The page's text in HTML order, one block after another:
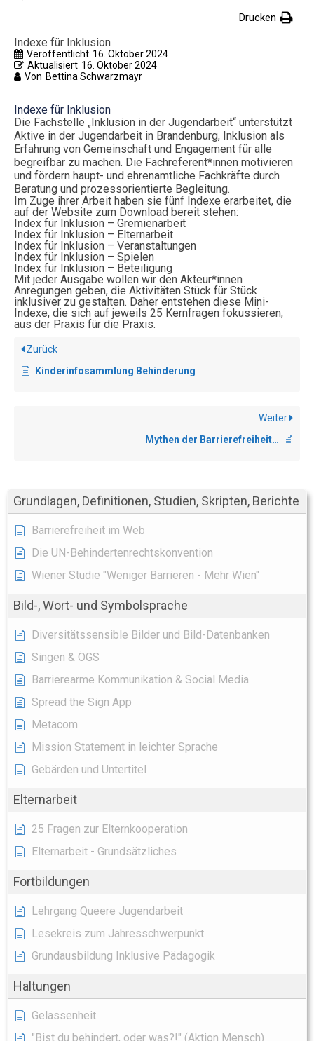
Drucken
Indexe für Inklusion
Veröffentlicht 16. Oktober 2024
Aktualisiert 16. Oktober 2024
Von Bettina Schwarzmayr
Indexe für Inklusion
Die Fachstelle „Inklusion in der Jugendarbeit“ unterstützt
Aktive in der Jugendarbeit in Brandenburg, Inklusion als
Erfahrung von Gemeinschaft und Engagement für alle
begreifbar zu machen. Die Fachreferent*innen motivieren
und fördern haupt- und ehrenamtliche Fachkräfte durch
Beratung und prozessorientierte Begleitung.
Im Zuge ihrer Arbeit haben sie fünf Indexe erarbeitet, die
auf der Website zum Download bereit stehen:
Index für Inklusion – Gremienarbeit
Index für Inklusion – Elternarbeit
Index für Inklusion – Veranstaltungen
Index für Inklusion – Spielen
Index für Inklusion – Beteiligung
Mit jeder Ausgabe wollen wir den Akteur*innen
Anregungen geben, die Aktivitäten Stück für Stück
inklusiver zu gestalten. Daher entstehen diese Mini-
Indexe, die sich auf jeweils 25 Kernfragen fokussieren,
aus der Praxis für die Praxis.
Zurück
Kinderinfosammlung Behinderung
Weiter
Mythen der Barrierefreiheit…
Grundlagen, Definitionen, Studien, Skripten, Berichte
Barrierefreiheit im Web
Die UN-Behindertenrechtskonvention
Wiener Studie "Weniger Barrieren - Mehr Wien"
Bild-, Wort- und Symbolsprache
Diversitätssensible Bilder und Bild-Datenbanken
Singen & ÖGS
Barrierearme Kommunikation & Social Media
Spread the Sign App
Metacom
Mission Statement in leichter Sprache
Gebärden und Untertitel
Elternarbeit
25 Fragen zur Elternkooperation
Elternarbeit - Grundsätzliches
Fortbildungen
Lehrgang Queere Jugendarbeit
Lesekreis zum Jahresschwerpunkt
Grundausbildung Inklusive Pädagogik
Haltungen
Gelassenheit
"Bist du behindert, oder was?!" (Aktion Mensch)